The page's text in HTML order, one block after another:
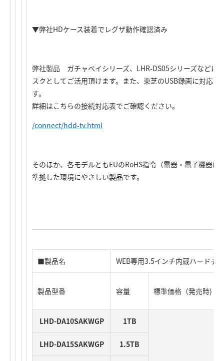
▼弊社HDケース装着でレグザ動作確認済み
弊社製品 ガチャベイシリーズ、LHR-DS05シリーズなどに
スクとしてご活用頂けます。また、東芝のUSB録画に対応
す。
詳細はこちらの接続対応表でご確認ください。
/connect/hdd-tv.html
そのほか、各モデルともEUのRoHS指令（電器・電子機器
準拠した環境にやさしい製品です。
■製品名 WEB専用3.5インチ内蔵ハードデ
製品型番 容量 標準価格（発売時)
LHD-DA10SAKWGP 1TB
LHD-DA15SAKWGP 1.5TB